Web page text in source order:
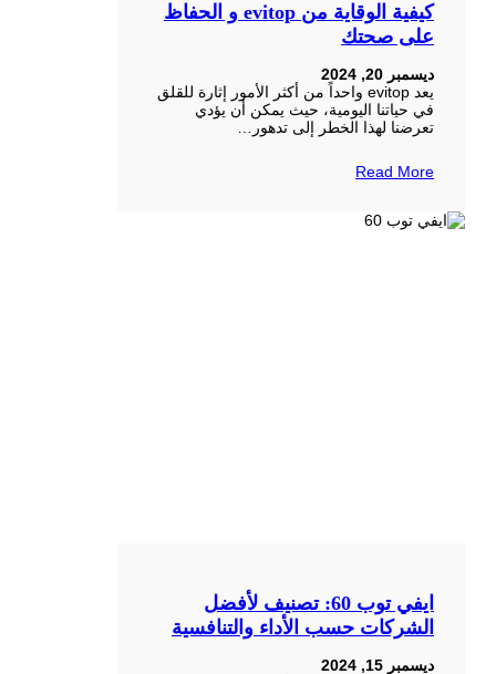
كيفية الوقاية من evitop و الحفاظ
على صحتك
ديسمبر 20, 2024
يعد evitop واحداً من أكثر الأمور إثارة للقلق
في حياتنا اليومية، حيث يمكن أن يؤدي
تعرضنا لهذا الخطر إلى تدهور…
Read More
ايفي توب 60: تصنيف لأفضل
الشركات حسب الأداء والتنافسية
ديسمبر 15, 2024